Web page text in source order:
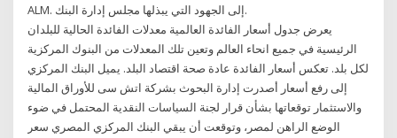
ALM. إلى الجهود التي يبذلها مجلس إدارة البنك.
يعرض جدول أسعار الفائدة العالمية معدلات الفائدة الحالية للبلدان
الرئيسية في جميع انحاء العالم وتعين تلك المعدلات من البنوك المركزية
لكل بلد. تعكس أسعار الفائدة عادة صحة اقتصاد البلد. يميل البنك المركزي
إلى رفع أسعار أصدرت إدارة البحوث بشركة اتش سى للأوراق المالية
والاستثمار توقعاتها بشأن قرار لجنة السياسات النقدية المحتمل في ضوء
الوضع الراهن لمصر، وتوقعت أن يبقي البنك المركزي المصري سعر